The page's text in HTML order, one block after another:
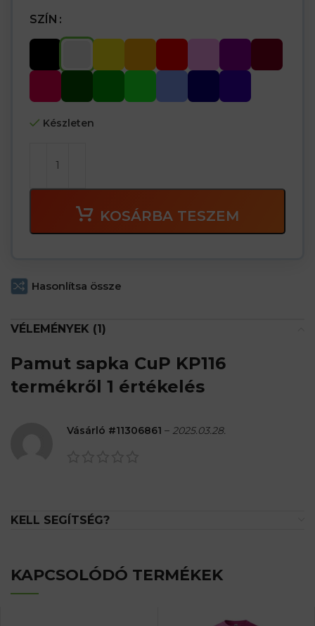
SZÍN
Készleten
KOSÁRBA TESZEM
Hasonlítsa össze
VÉLEMÉNYEK (1)
Pamut sapka CuP KP116
termékről 1 értékelés
Vásárló #11306861 – 2025.03.28.
KELL SEGÍTSÉG?
KAPCSOLÓDÓ TERMÉKEK